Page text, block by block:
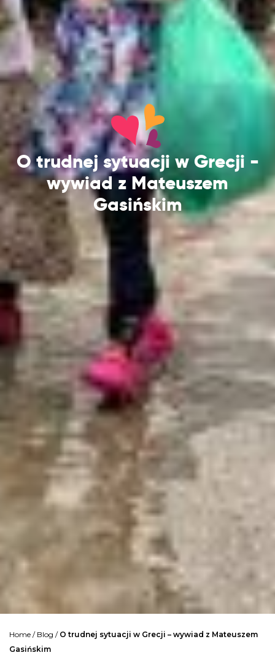
O trudnej sytuacji w Grecji -
wywiad z Mateuszem
Gasińskim
Home / Blog / O trudnej sytuacji w Grecji – wywiad z Mateuszem
Gasińskim